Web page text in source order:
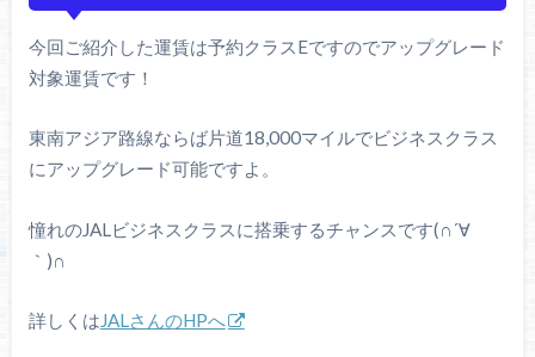
今回ご紹介した運賃は予約クラスEですのでアップグレード
対象運賃です！
東南アジア路線ならば片道18,000マイルでビジネスクラス
にアップグレード可能ですよ。
憧れのJALビジネスクラスに搭乗するチャンスです(∩´∀
｀)∩
詳しくはJALさんのHPへ